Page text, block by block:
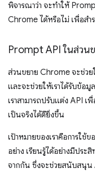
พิจารณาว่า จะทำให้
Chrome ได้หรือไม่ เพื่อสำ
Prompt API ในส่วน
ส่วนขยาย Chrome จะช่ว
และจะช่วยให้เราได้รับข้อ
เราสามารถปรับแต่ง API เ
เป็นจริงได้ดียิ่งขึ้น
เป้าหมายของเราคือการใ
อย่าง เรียนรู้ได้อย่างมีปร
จากกัน ซึ่งจะช่วยสนับสนุ